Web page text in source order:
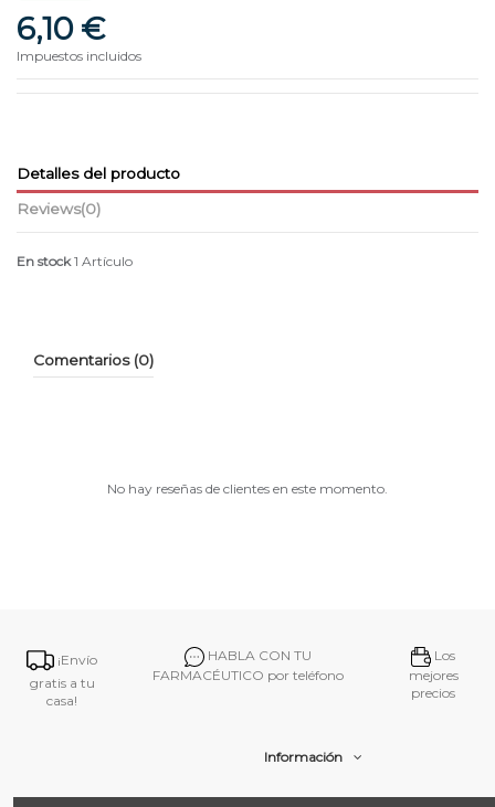
6,10 €
Impuestos incluidos
Detalles del producto
Reviews(0)
En stock 1 Artículo
Comentarios (0)
No hay reseñas de clientes en este momento.
¡Envío
gratis a tu
casa!
HABLA CON TU
FARMACÉUTICO por teléfono
Los
mejores
precios
Información
Contacto